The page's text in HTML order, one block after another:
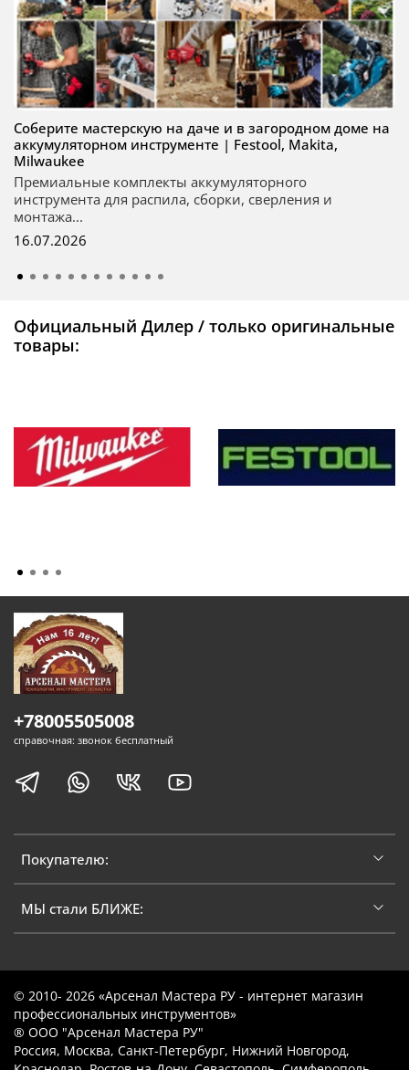
Соберите мастерскую на даче и в загородном доме на
аккумуляторном инструменте | Festool, Makita,
Milwaukee
Премиальные комплекты аккумуляторного
инструмента для распила, сборки, сверления и
монтажа...
16.07.2026
Официальный Дилер / только оригинальные
товары:
Покупателю:
МЫ стали БЛИЖЕ:
+78005505008
справочная: звонок бесплатный
© 2010- 2026 «Арсенал Мастера РУ - интернет магазин
профессиональных инструментов»
® ООО "Арсенал Мастера РУ"
Россия, Москва, Санкт-Петербург, Нижний Новгород,